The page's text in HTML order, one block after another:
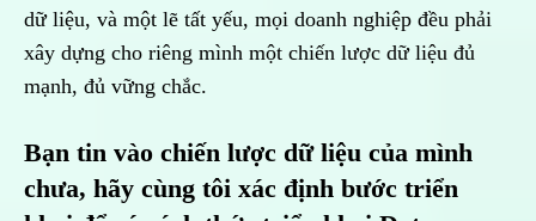
dữ liệu, và một lẽ tất yếu, mọi doanh nghiệp đều phải
xây dựng cho riêng mình một chiến lược dữ liệu đủ
mạnh, đủ vững chắc.
Bạn tin vào chiến lược dữ liệu của mình
chưa, hãy cùng tôi xác định bước triển